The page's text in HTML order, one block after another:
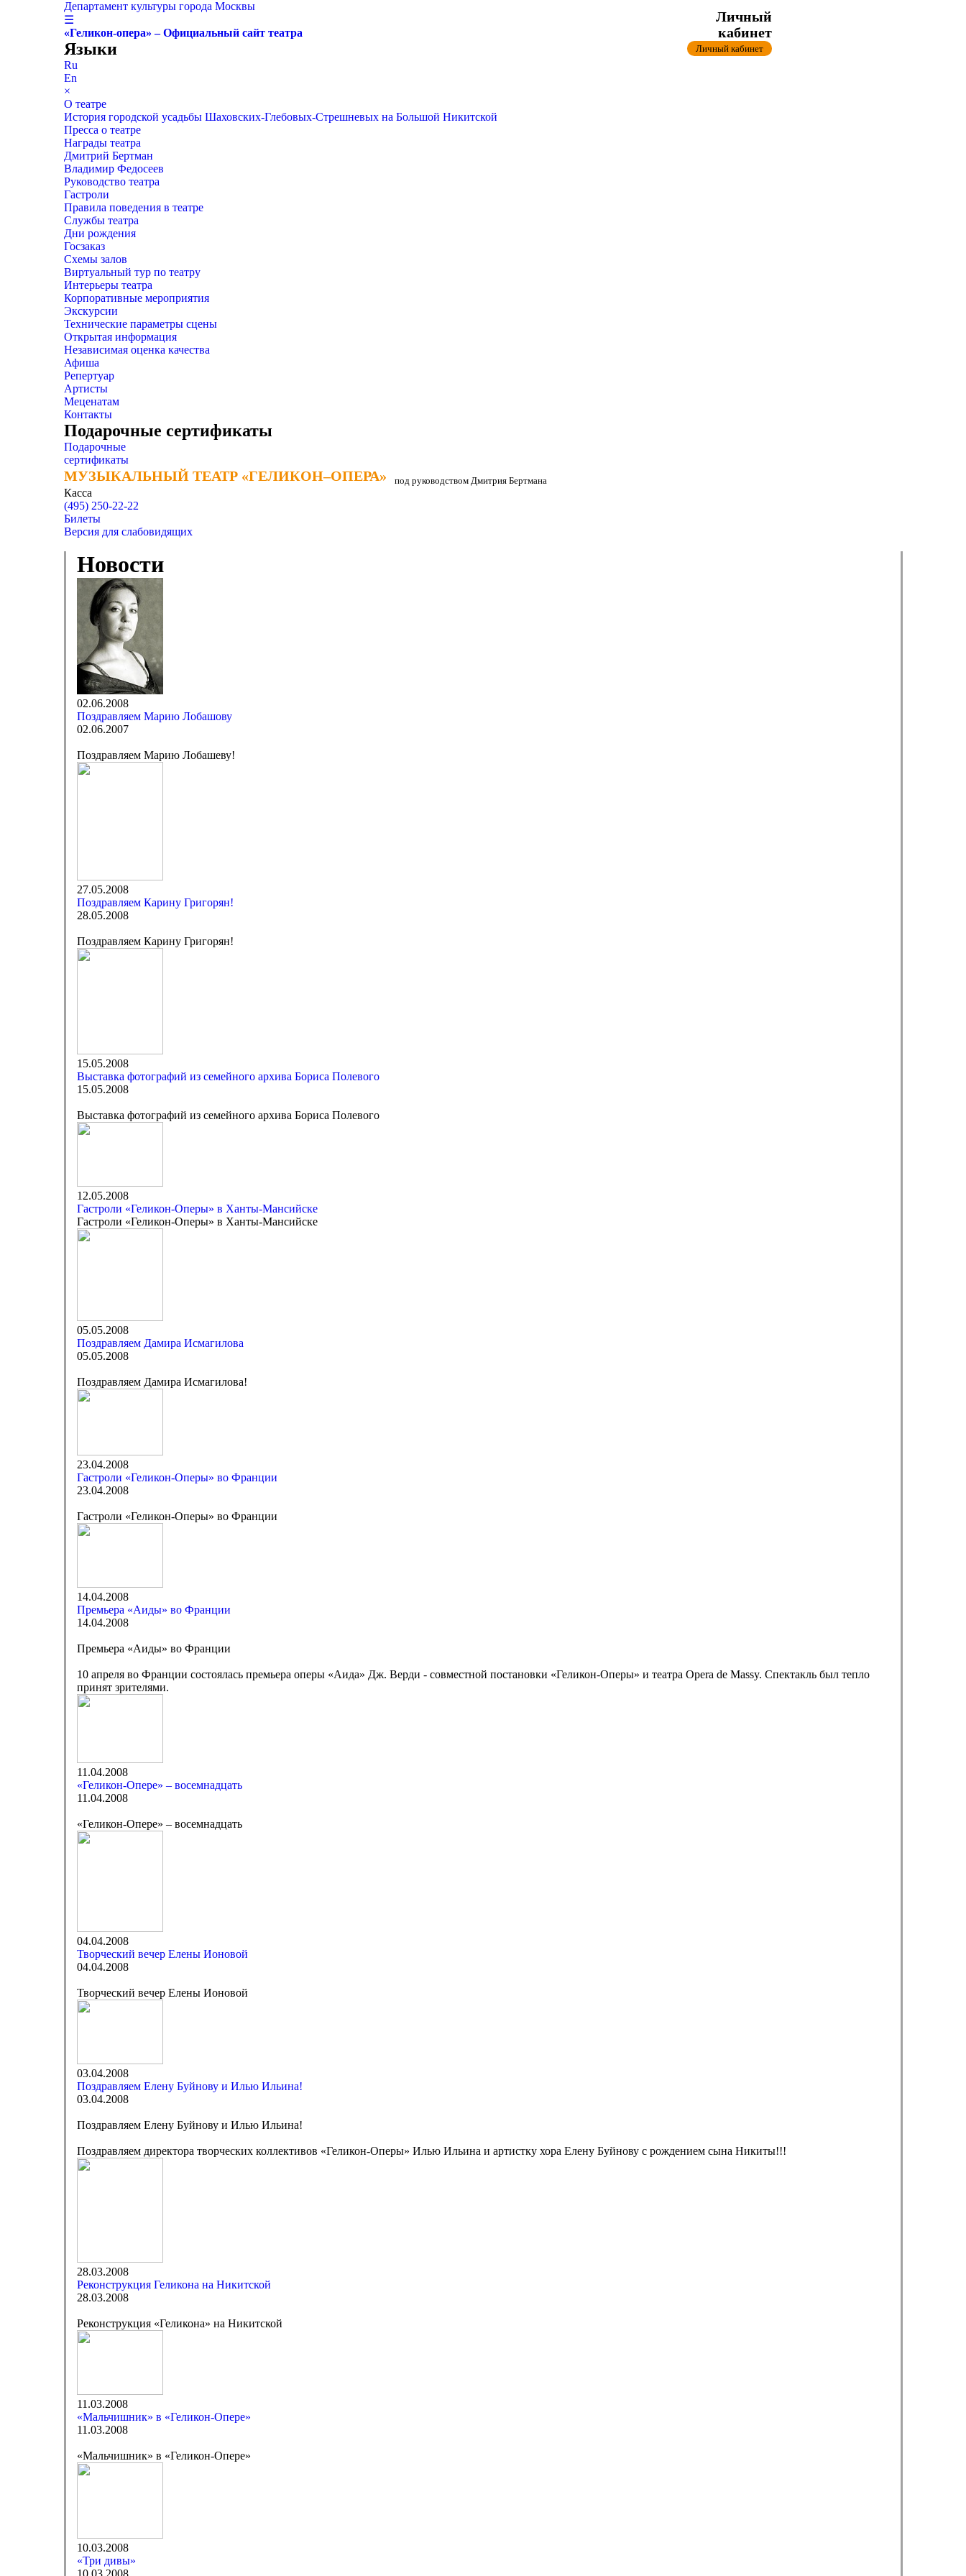
Департамент культуры города Москвы
☰
«Геликон-опера» – Официальный сайт театра
Языки
Ru
En
×
О театре
История городской усадьбы Шаховских-Глебовых-Стрешневых на Большой Никитской
Пресса о театре
Награды театра
Дмитрий Бертман
Владимир Федосеев
Руководство театра
Гастроли
Правила поведения в театре
Службы театра
Дни рождения
Госзаказ
Схемы залов
Виртуальный тур по театру
Интерьеры театра
Корпоративные мероприятия
Экскурсии
Технические параметры сцены
Открытая информация
Независимая оценка качества
Афиша
Репертуар
Артисты
Меценатам
Контакты
Подарочные сертификаты
Подарочные
сертификаты
МУЗЫКАЛЬНЫЙ ТЕАТР «ГЕЛИКОН–ОПЕРА»
МУЗЫКАЛЬНЫЙ ТЕАТР «ГЕЛИКОН–ОПЕРА» под руководством Дмитрия Бертмана
Касса
(495) 250-22-22
Личный
кабинет
Личный кабинет
Билеты
Версия для слабовидящих
Новости
02.06.2008
Поздравляем Марию Лобашову
02.06.2007
Поздравляем Марию Лобашеву!
27.05.2008
Поздравляем Карину Григорян!
28.05.2008
Поздравляем Карину Григорян!
15.05.2008
Выставка фотографий из семейного архива Бориса Полевого
15.05.2008
Выставка фотографий из семейного архива Бориса Полевого
12.05.2008
Гастроли «Геликон-Оперы» в Ханты-Мансийске
Гастроли «Геликон-Оперы» в Ханты-Мансийске
05.05.2008
Поздравляем Дамира Исмагилова
05.05.2008
Поздравляем Дамира Исмагилова!
23.04.2008
Гастроли «Геликон-Оперы» во Франции
23.04.2008
Гастроли «Геликон-Оперы» во Франции
14.04.2008
Премьера «Аиды» во Франции
14.04.2008
Премьера «Аиды» во Франции
10 апреля во Франции состоялась премьера оперы «Аида» Дж. Верди - совместной постановки «Геликон-Оперы» и театра Opera de Massy. Спектакль был тепло
принят зрителями.
11.04.2008
«Геликон-Опере» – восемнадцать
11.04.2008
«Геликон-Опере» – восемнадцать
04.04.2008
Творческий вечер Елены Ионовой
04.04.2008
Творческий вечер Елены Ионовой
03.04.2008
Поздравляем Елену Буйнову и Илью Ильина!
03.04.2008
Поздравляем Елену Буйнову и Илью Ильина!
Поздравляем директора творческих коллективов «Геликон-Оперы» Илью Ильина и артистку хора Елену Буйнову с рождением сына Никиты!!!
28.03.2008
Реконструкция Геликона на Никитской
28.03.2008
Реконструкция «Геликона» на Никитской
11.03.2008
«Мальчишник» в «Геликон-Опере»
11.03.2008
«Мальчишник» в «Геликон-Опере»
10.03.2008
«Три дивы»
10.03.2008